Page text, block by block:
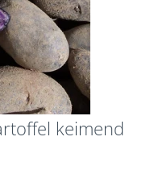
keimend